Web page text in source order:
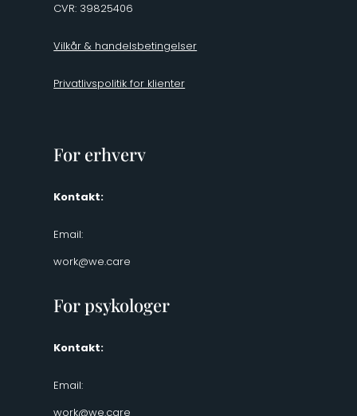
CVR: 39825406
Vilkår & handelsbetingelser
Privatlivspolitik for klienter
For erhverv
Kontakt:
Email:
work@we.care
For psykologer
Kontakt:
Email:
work@we.care